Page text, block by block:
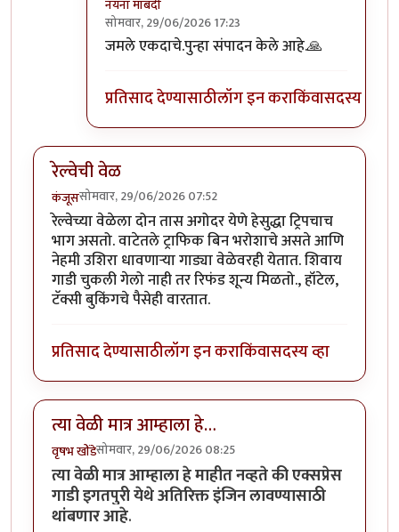
नयना माबदी
सोमवार, 29/06/2026 17:23
In reply toमी तसेच केले आहेbyनयना माबदी
जमले एकदाचे.पुन्हा संपादन केले आहे.🙏
प्रतिसाद देण्यासाठीलॉग इन कराकिंवासदस्य व्हा
रेल्वेची वेळ
कंजूससोमवार, 29/06/2026 07:52
रेल्वेच्या वेळेला दोन तास अगोदर येणे हेसुद्धा ट्रिपचाच
भाग असतो. वाटेतले ट्राफिक बिन भरोशाचे असते आणि
नेहमी उशिरा धावणाऱ्या गाड्या वेळेवरही येतात. शिवाय
गाडी चुकली गेलो नाही तर रिफंड शून्य मिळतो., हॉटेल,
टॅक्सी बुकिंगचे पैसेही वारतात.
प्रतिसाद देण्यासाठीलॉग इन कराकिंवासदस्य व्हा
त्या वेळी मात्र आम्हाला हे…
वृषभ खोंडेसोमवार, 29/06/2026 08:25
त्या वेळी मात्र आम्हाला हे माहीत नव्हते की एक्सप्रेस
गाडी इगतपुरी येथे अतिरिक्त इंजिन लावण्यासाठी
थांबणार आहे.